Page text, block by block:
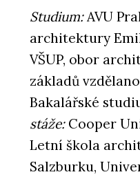
Studium:AVU
architektury
VŠUP, obor
základů
Bakalářské
stáže:Cooper
Letní škola
Salzburku,